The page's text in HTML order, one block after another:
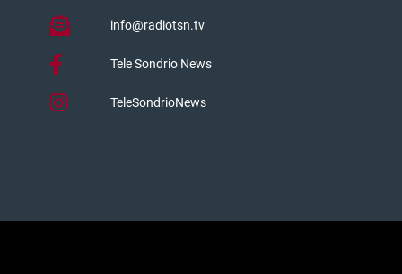
info@radiotsn.tv
Tele Sondrio News
TeleSondrioNews